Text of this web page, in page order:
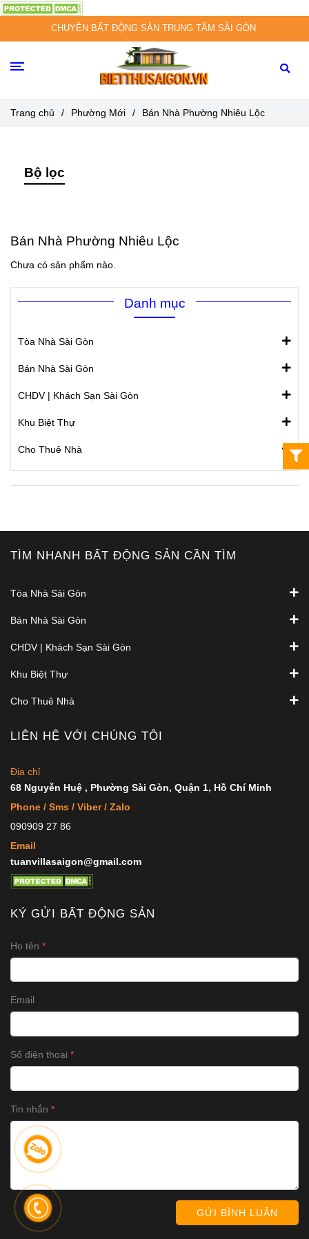
CHUYÊN BẤT ĐỘNG SẢN TRUNG TÂM SÀI GÒN
Trang chủ / Phường Mới / Bán Nhà Phường Nhiêu Lộc
Bộ lọc
Bán Nhà Phường Nhiêu Lộc
Chưa có sản phẩm nào.
Danh mục
Tòa Nhà Sài Gòn
Bán Nhà Sài Gòn
CHDV | Khách Sạn Sài Gòn
Khu Biệt Thự
Cho Thuê Nhà
TÌM NHANH BẤT ĐỘNG SẢN CẦN TÌM
Tòa Nhà Sài Gòn
Bán Nhà Sài Gòn
CHDV | Khách Sạn Sài Gòn
Khu Biệt Thự
Cho Thuê Nhà
LIÊN HỆ VỚI CHÚNG TÔI
Địa chỉ
68 Nguyễn Huệ , Phường Sài Gòn, Quận 1, Hồ Chí Minh
Phone / Sms / Viber / Zalo
090909 27 86
Email
tuanvillasaigon@gmail.com
KÝ GỬI BẤT ĐỘNG SẢN
Họ tên
Email
Số điện thoại
Tin nhắn
GỬI BÌNH LUẬN